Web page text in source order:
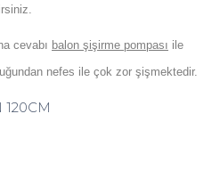
cevabı balon şişirme pompası ile
nefes ile çok zor şişmektedir.
120CM